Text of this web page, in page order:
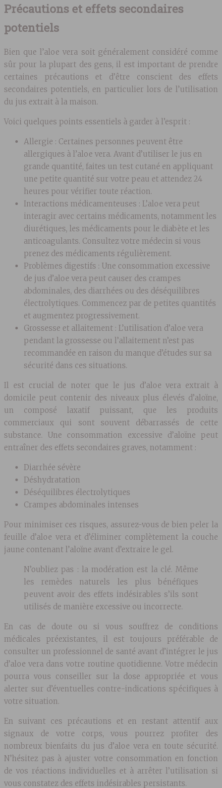
Précautions et effets secondaires
potentiels
Bien que l’aloe vera soit généralement considéré comme
sûr pour la plupart des gens, il est important de prendre
certaines précautions et d’être conscient des effets
secondaires potentiels, en particulier lors de l’utilisation
du jus extrait à la maison.
Voici quelques points essentiels à garder à l’esprit :
Allergie : Certaines personnes peuvent être
allergiques à l’aloe vera. Avant d’utiliser le jus en
grande quantité, faites un test cutané en appliquant
une petite quantité sur votre peau et attendez 24
heures pour vérifier toute réaction.
Interactions médicamenteuses : L’aloe vera peut
interagir avec certains médicaments, notamment les
diurétiques, les médicaments pour le diabète et les
anticoagulants. Consultez votre médecin si vous
prenez des médicaments régulièrement.
Problèmes digestifs : Une consommation excessive
de jus d’aloe vera peut causer des crampes
abdominales, des diarrhées ou des déséquilibres
électrolytiques. Commencez par de petites quantités
et augmentez progressivement.
Grossesse et allaitement : L’utilisation d’aloe vera
pendant la grossesse ou l’allaitement n’est pas
recommandée en raison du manque d’études sur sa
sécurité dans ces situations.
Il est crucial de noter que le jus d’aloe vera extrait à
domicile peut contenir des niveaux plus élevés d’aloïne,
un composé laxatif puissant, que les produits
commerciaux qui sont souvent débarrassés de cette
substance. Une consommation excessive d’aloïne peut
entraîner des effets secondaires graves, notamment :
Diarrhée sévère
Déshydratation
Déséquilibres électrolytiques
Crampes abdominales intenses
Pour minimiser ces risques, assurez-vous de bien peler la
feuille d’aloe vera et d’éliminer complètement la couche
jaune contenant l’aloïne avant d’extraire le gel.
N’oubliez pas : la modération est la clé. Même
les remèdes naturels les plus bénéfiques
peuvent avoir des effets indésirables s’ils sont
utilisés de manière excessive ou incorrecte.
En cas de doute ou si vous souffrez de conditions
médicales préexistantes, il est toujours préférable de
consulter un professionnel de santé avant d’intégrer le jus
d’aloe vera dans votre routine quotidienne. Votre médecin
pourra vous conseiller sur la dose appropriée et vous
alerter sur d’éventuelles contre-indications spécifiques à
votre situation.
En suivant ces précautions et en restant attentif aux
signaux de votre corps, vous pourrez profiter des
nombreux bienfaits du jus d’aloe vera en toute sécurité.
N’hésitez pas à ajuster votre consommation en fonction
de vos réactions individuelles et à arrêter l’utilisation si
vous constatez des effets indésirables persistants.